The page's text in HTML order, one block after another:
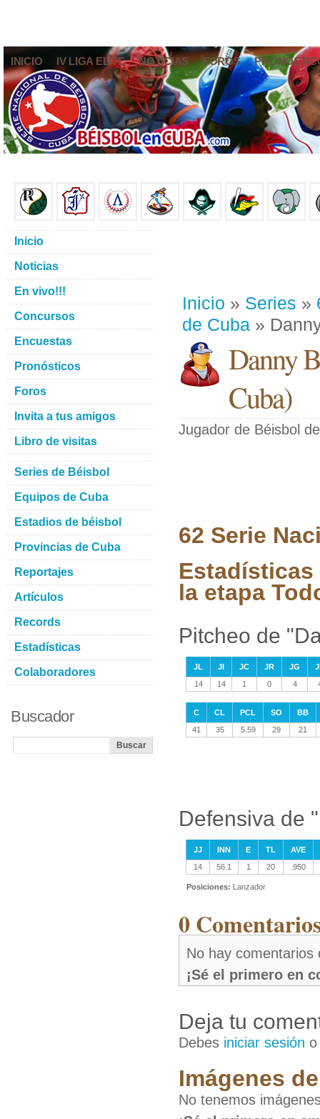
INICIO IV LIGA ELITE NOTICIAS FOROS
Inicio » Series »
de Cuba »
Danny
Cuba)
Jugador de Béisbol
62 Serie
la etapa
Pitcheo de
JL JI JC JR JG
14
14 1 0 4
C CL PCL SO
BB
41
35 5.59 29 21
Defensiva de
JJ INN E TL
AVE
14
56.1 1 20 .950
Posiciones: Lanzador
0
No hay comentarios
¡Sé el primero en
Deja tu
Debes iniciar sesión
Imágenes
No tenemos
Inicio
Noticias
En vivo!!!
Concursos
Encuestas
Pronósticos
Foros
Invita a tus amigos
Libro de visitas
Series de Béisbol
Equipos de Cuba
Estadios de béisbol
Provincias de Cuba
Reportajes
Artículos
Records
Estadísticas
Colaboradores
Buscador